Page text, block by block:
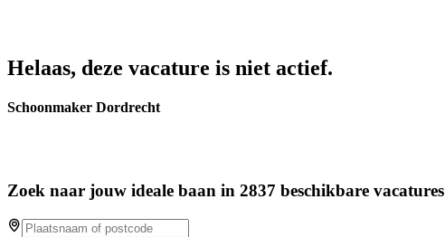
Helaas, deze vacature is niet actief.
Schoonmaker Dordrecht
Zoek naar jouw ideale baan in 2837 beschikbare vacatures